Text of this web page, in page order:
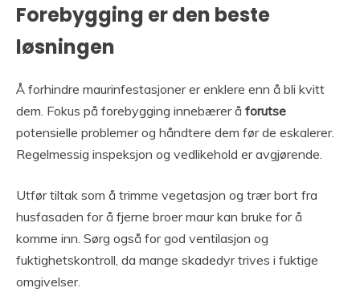
Forebygging er den beste
løsningen
Å forhindre maurinfestasjoner er enklere enn å bli kvitt
dem. Fokus på forebygging innebærer å forutse
potensielle problemer og håndtere dem før de eskalerer.
Regelmessig inspeksjon og vedlikehold er avgjørende.
Utfør tiltak som å trimme vegetasjon og trær bort fra
husfasaden for å fjerne broer maur kan bruke for å
komme inn. Sørg også for god ventilasjon og
fuktighetskontroll, da mange skadedyr trives i fuktige
omgivelser.